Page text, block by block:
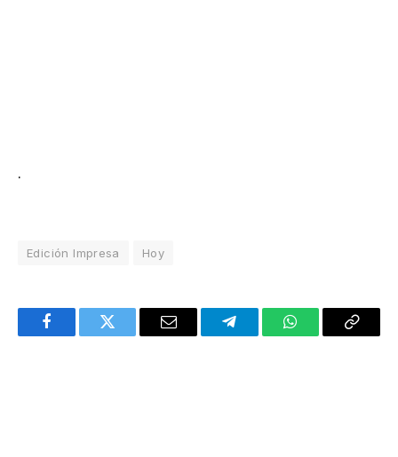
.
Edición Impresa Hoy
FacebookTwitter Email TelegramWhatsAppCopy